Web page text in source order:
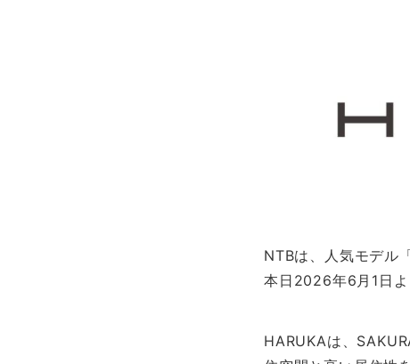
NTBは、人気モデル
本日2026年6月1日よ
HARUKAは、